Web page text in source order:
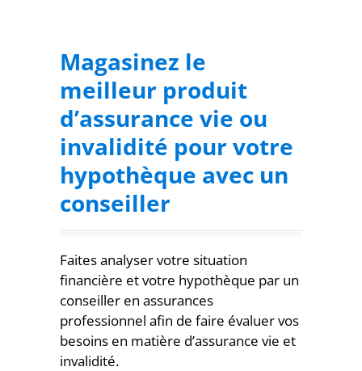
Magasinez le
meilleur produit
d’assurance vie ou
invalidité pour votre
hypothèque avec un
conseiller
Faites analyser votre situation
financière et votre hypothèque par un
conseiller en assurances
professionnel afin de faire évaluer vos
besoins en matière d’assurance vie et
invalidité.